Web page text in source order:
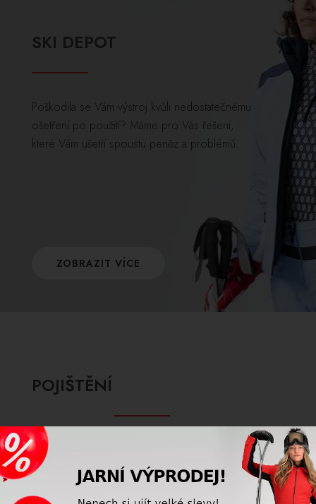
SKI DEPOT
Poškodila se Vám výstroj kvůli nedostatečnému
ošetření po použití? Máme pro Vás řešení,
které Vám ušetří spoustu peněz a problémů.
ZOBRAZIT VÍCE
POJIŠTĚNÍ
Využijte úrazové pojištění na hory a pojistěte
sebe i svou výstroj! Naše firma nabízí
komplexní pojištění, se kterým si lyžování